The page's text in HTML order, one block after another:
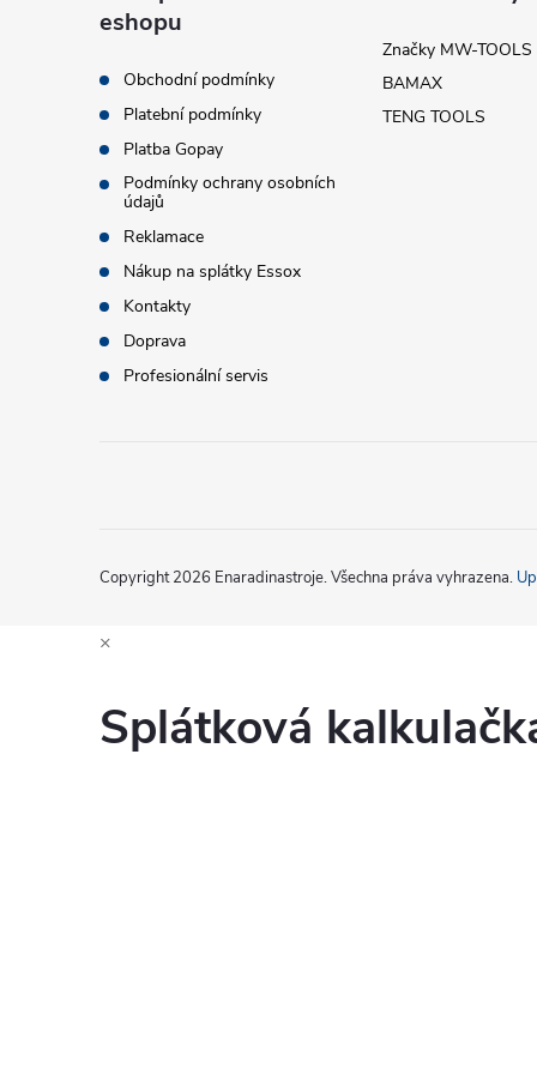
eshopu
Obchodní podmínky
Platební podmínky
Platba Gopay
Podmínky ochrany osobních
údajů
Reklamace
Nákup na splátky Essox
Kontakty
Doprava
Profesionální servis
Značky MW-TOOLS
BAMAX
TENG TOOLS
Copyright 2026 Enaradinastroje. Všechna práva vyhrazena.
×
Splátková